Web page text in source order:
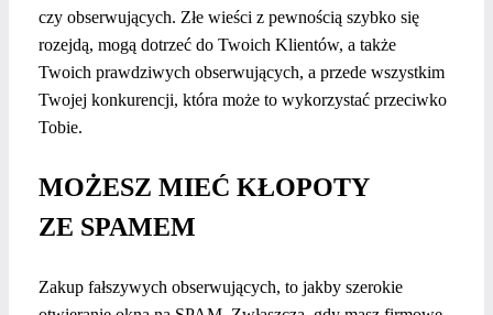
czy obserwujących. Złe wieści z pewnością szybko się
rozejdą, mogą dotrzeć do Twoich Klientów, a także
Twoich prawdziwych obserwujących, a przede wszystkim
Twojej konkurencji, która może to wykorzystać przeciwko
Tobie.
MOŻESZ MIEĆ KŁOPOTY
ZE SPAMEM
Zakup fałszywych obserwujących, to jakby szerokie